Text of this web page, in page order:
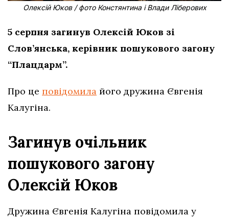
Олексій Юков / фото Констянтина і Влади Ліберових
5 серпня загинув Олексій Юков зі
Слов’янська, керівник пошукового загону
“Плацдарм”.
Про це повідомила його дружина Євгенія
Калугіна.
Загинув очільник
пошукового загону
Олексій Юков
Дружина Євгенія Калугіна повідомила у